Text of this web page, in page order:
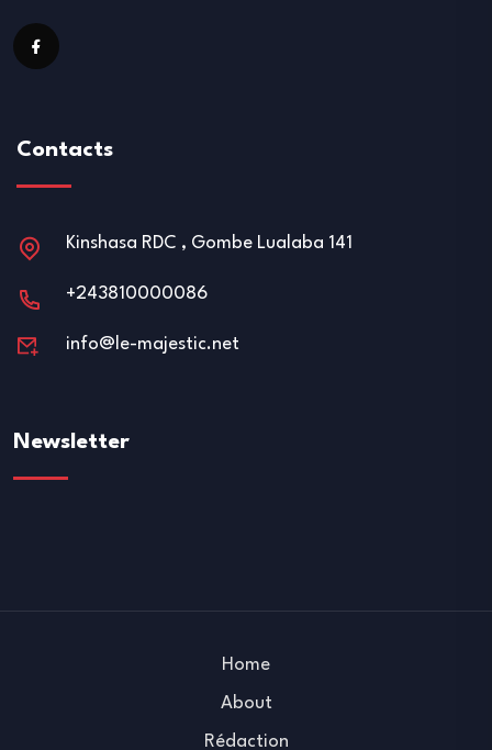
Contacts
Kinshasa RDC , Gombe Lualaba 141
+243810000086
info@le-majestic.net
Newsletter
Home
About
Rédaction